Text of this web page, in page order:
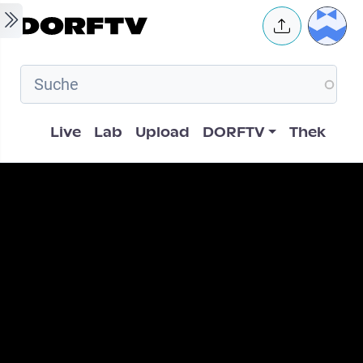
Skip to main content User
Hauptnavigation
Live Lab Upload DORFTV Thek